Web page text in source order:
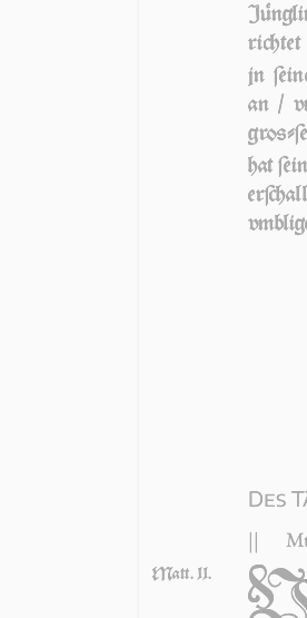
jn
an /
hat
Des
||
Matt. 11.